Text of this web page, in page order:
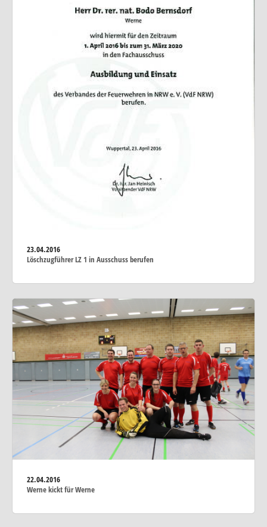
23.04.2016
Löschzugführer LZ 1 in Ausschuss berufen
22.04.2016
Werne kickt für Werne